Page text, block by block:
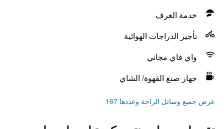
خدمة الغرف
تأجير الدراجات الهوائية
واي فاي مجاني
جهاز صنع القهوة/ الشاي
عرض جميع وسائل الراحة وعددها 167